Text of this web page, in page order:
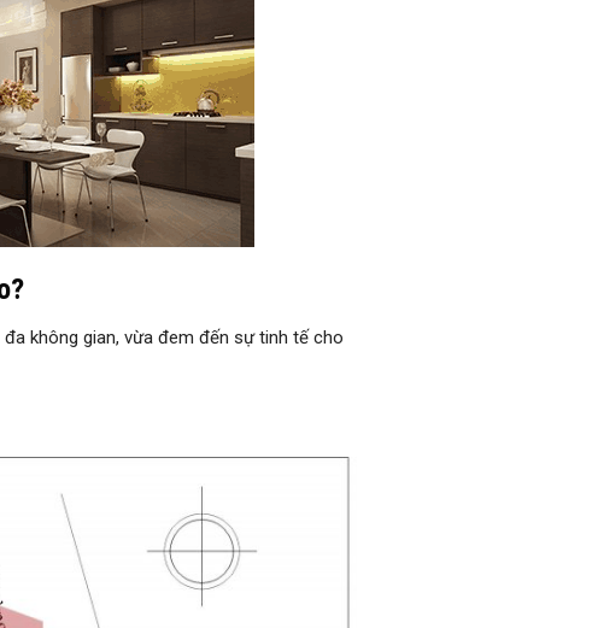
không gian, vừa đem đến sự tinh tế cho